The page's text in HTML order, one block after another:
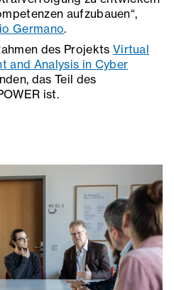
aufzubauen“,
Germano.
des Projekts Virtual
and Analysis in Cyber
das Teil des
ist.